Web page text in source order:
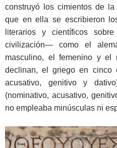
construyó los cimientos de
que en ella se escribieron
literarios y científicos
civilización― como el
masculino, el femenino y el
declinan, el griego en cinco
acusativo, genitivo y
(nominativo, acusativo,
no empleaba minúsculas ni